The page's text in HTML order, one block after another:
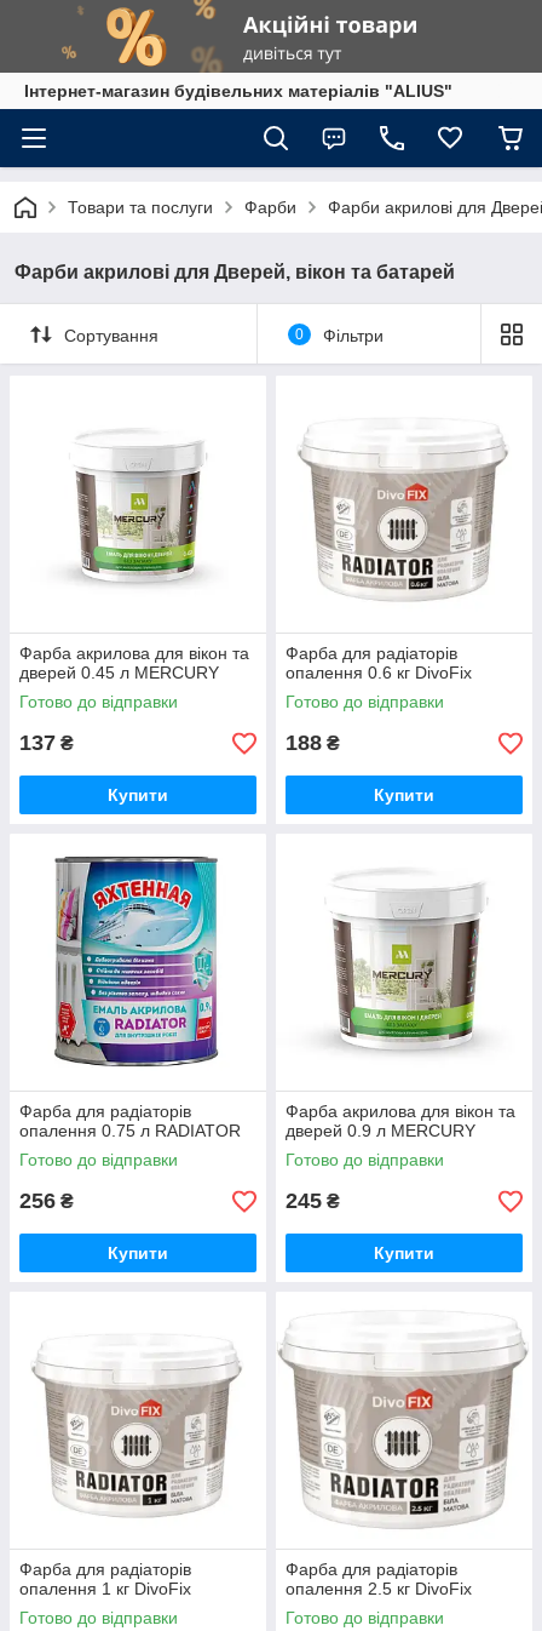
Інтернет-магазин будівельних матеріалів "ALIUS"
Товари та послуги Фарби Фарби акрилові для
Фарби акрилові для Дверей, вікон та батарей
Сортування 0 Фільтри
Фарба акрилова для вікон та
дверей 0.45 л MERCURY
Готово до відправки
137 ₴
Купити
Фарба для радіаторів
опалення 0.6 кг DivoFix
Готово до відправки
188 ₴
Купити
Фарба для радіаторів
опалення 0.75 л RADIATOR
Готово до відправки
256 ₴
Купити
Фарба акрилова для вікон та
дверей 0.9 л MERCURY
Готово до відправки
245 ₴
Купити
Фарба для радіаторів
опалення 1 кг DivoFix
Готово до відправки
Фарба для радіаторів
опалення 2.5 кг DivoFix
Готово до відправки